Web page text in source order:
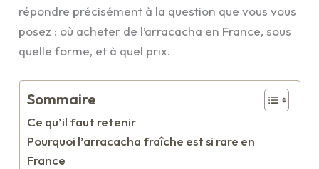
répondre précisément à la question que vous vous
posez : où acheter de l’arracacha en France, sous
quelle forme, et à quel prix.
Sommaire
Ce qu’il faut retenir
Pourquoi l’arracacha fraîche est si rare en
France